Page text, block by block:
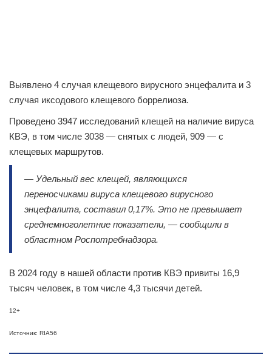
Выявлено 4 случая клещевого вирусного энцефалита и 3
случая иксодового клещевого боррелиоза.
Проведено 3947 исследований клещей на наличие вируса
КВЭ, в том числе 3038 — снятых с людей, 909 — с
клещевых маршрутов.
— Удельный вес клещей, являющихся
переносчиками вируса клещевого вирусного
энцефалита, составил 0,17%. Это не превышает
среднемноголетние показатели, — сообщили в
областном Роспотребнадзора.
В 2024 году в нашей области против КВЭ привиты 16,9
тысяч человек, в том числе 4,3 тысячи детей.
12+
Источник: RIA56